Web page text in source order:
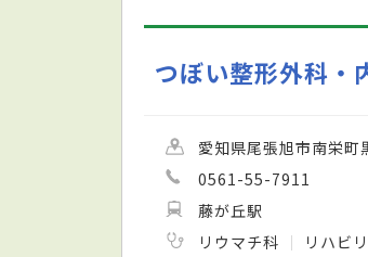
つぼい整形外科・
愛知県尾張旭市南栄町
0561-55-7911
藤が丘駅
リウマチ科
リハビ